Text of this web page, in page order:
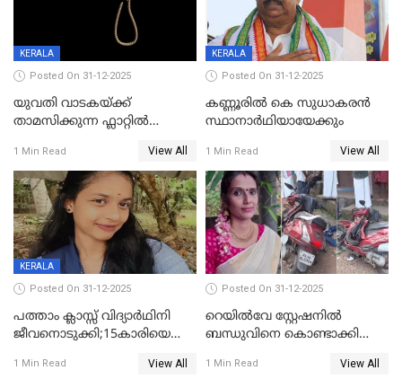
KERALA
Posted On 31-12-2025
യുവതി വാടകയ്ക്ക്
താമസിക്കുന്ന ഫ്ലാറ്റില്‍
സംഭവം കൈതപ്പൊയിലില്‍
1 Min Read View All
KERALA
Posted On 31-12-2025
കണ്ണൂരിൽ കെ സുധാകരൻ
സ്ഥാനാർഥിയായേക്കും
1 Min Read View All
KERALA
Posted On 31-12-2025
പത്താം ക്ലാസ്സ് വിദ്യാര്‍ഥിനി
ജീവനൊടുക്കി;15കാരിയെ
കിടപ്പുമുറിയില്‍ തൂങ്ങി മരിച്ച
1 Min Read View All
Posted On 31-12-2025
റെയിൽവേ സ്റ്റേഷനിൽ
ബന്ധുവിനെ കൊണ്ടാക്കി
ലോറി സ്കൂട്ടറിൽ ഇടിച്ചു :
1 Min Read View All